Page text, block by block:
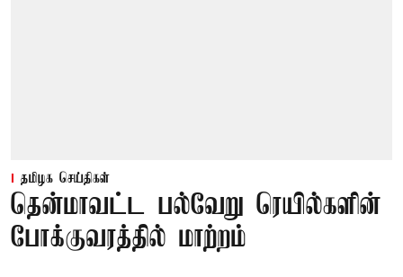
தமிழக செய்திகள்
தென்மாவட்ட பல்வேறு ரெயில்களின்
போக்குவரத்தில் மாற்றம்